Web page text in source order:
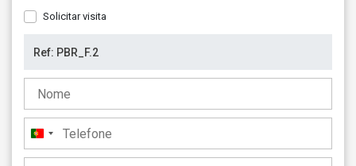
Solicitar visita
Portugal
+351